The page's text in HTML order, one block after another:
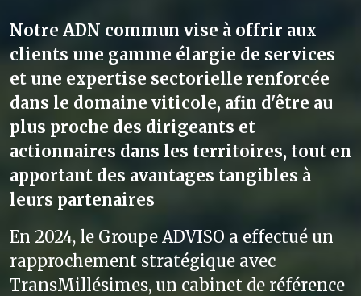
Notre ADN commun vise à offrir aux
clients une gamme élargie de services
et une expertise sectorielle renforcée
dans le domaine viticole, afin d'être au
plus proche des dirigeants et
actionnaires dans les territoires, tout en
apportant des avantages tangibles à
leurs partenaires
En 2024, le Groupe ADVISO a effectué un
rapprochement stratégique avec
TransMillésimes, un cabinet de référence